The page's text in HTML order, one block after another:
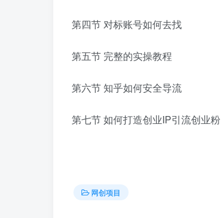
第四节 对标账号如何去找
第五节 完整的实操教程
第六节 知乎如何安全导流
第七节 如何打造创业IP引流创业粉
网创项目